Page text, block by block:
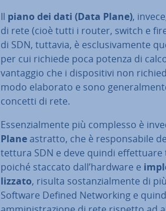
Il piano dei dati (Data Plane),
di rete (cioè tutti i router, switch e
di SDN, tuttavia, è esclu­si­va­men­te
per cui richiede poca potenza di
vantaggio che i di­spo­si­ti­vi non
modo elaborato e sono
concetti di rete.
Es­sen­zial­men­te più complesso è
Planeastratto, che è re­spon­sa­bi­le
tet­tu­ra SDN e deve quindi
poiché staccato dall’hardware e
liz­za­to, risulta so­stan­zial­men­te di
Software Defined Net­wor­king e